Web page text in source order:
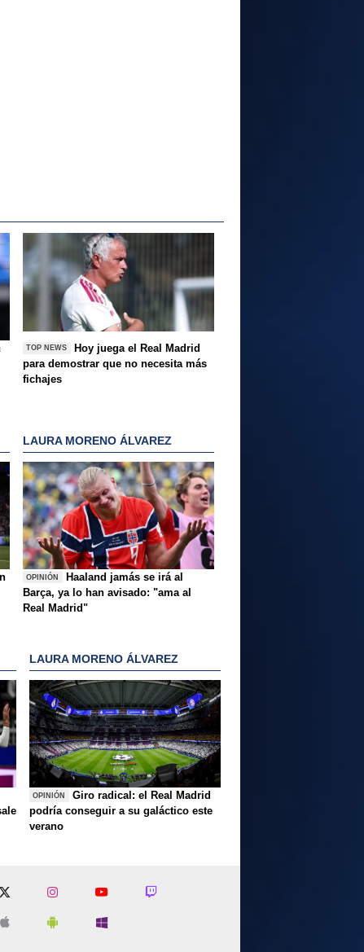
TOP NEWS
Hoy juega el Real Madrid
para demostrar que no necesita más
fichajes
LAURA MORENO ÁLVAREZ
OPINIÓN
Haaland jamás se irá al
Barça, ya lo han avisado: "ama al
Real Madrid"
LAURA MORENO ÁLVAREZ
OPINIÓN
Giro radical: el Real Madrid
podría conseguir a su galáctico este
verano